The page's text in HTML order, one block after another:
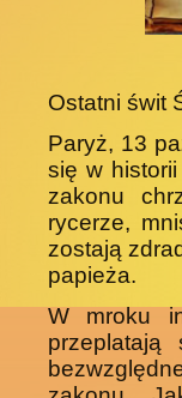
Ostatni świt
Paryż, 13
się w
zakonu
rycerze,
zostają
papieża.
W mroku